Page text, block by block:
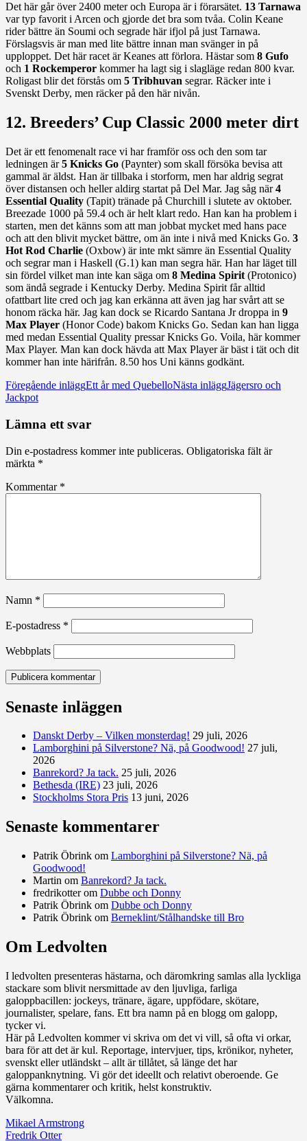
Det här går över 2400 meter och Europa är i förarsätet. 13 Tarnawa
var typ favorit i Arcen och gjorde det bra som tvåa. Colin Keane
rider bättre än Soumi och segrade här ifjol på just Tarnawa.
Förslagsvis är man med lite bättre innan man svänger in på
upploppet. Det här racet är Keanes att förlora. Hästar som 8 Gufo
och 1 Rockemperor kommer ha lagt sig i slagläge redan 800 kvar.
Roligast blir det förstås om 5 Tribhuvan segrar. Räcker inte i
Svenskt Derby, men räcker på den här nivån.
12. Breeders’ Cup Classic 2000 meter dirt
Det är ett fenomenalt race vi har framför oss och den som tar
ledningen är5 Knicks Go (Paynter) som skall försöka bevisa att
gammal är äldst. Han är tillbaka i storform, men har aldrig segrat
över distansen och heller aldirg startat på Del Mar. Jag såg när4
Essential Quality (Tapit) tränade på Churchill i slutete av oktober.
Breezade 1000 på 59.4 och är helt klart redo. Han kan ha problem i
starten, men det känns som att man jobbat mycket med hans pace
och att den blivit mycket bättre, om än inte i nivå med Knicks Go. 3
Hot Rod Charlie (Oxbow) är inte mkt sämre än Essential Quality
och segrar man i Haskell (G.1) kan man segra här. Han har läget till
sin fördel vilket man inte kan säga om 8 Medina Spirit (Protonico)
som ändå segrade i Kentucky Derby. Medina Spirit får alltid
ofattbart lite cred och jag kan erkänna att även jag har svårt att se
honom räcka här. Jag kan dock se Ricardo Santana Jr droppa in 9
Max Player (Honor Code) bakom Knicks Go. Sedan kan han ligga
med medan Essential Quality pressar Knicks Go. Voila, här kommer
Max Player. Man kan dock hävda att Max Player är bäst i tät och dit
kommer han inte härifrån. 8.50 hos Uni känns godkänt.
Inläggsnavigering
Föregående inläggEtt år med QuebelloNästa inläggJägersro och
Jackpot
Lämna ett svar
Din e-postadress kommer inte publiceras. Obligatoriska fält är
märkta *
Kommentar *
Namn *
E-postadress *
Webbplats
Senaste inläggen
Danskt Derby – Vilken monsterdag! 29 juli, 2026
Lamborghini på Silverstone? Nä, på Goodwood! 27 juli,
2026
Banrekord? Ja tack. 25 juli, 2026
Bethesda (IRE) 23 juli, 2026
Stockholms Stora Pris 13 juni, 2026
Senaste kommentarer
Patrik Öbrink om Lamborghini på Silverstone? Nä, på
Goodwood!
Martin om Banrekord? Ja tack.
fredrikotterom Dubbe och Donny
Patrik Öbrink om Dubbe och Donny
Patrik Öbrink om Berneklint/Stålhandske till Bro
Om Ledvolten
I ledvolten presenteras hästarna, och däromkring samlas alla lyckliga
stackare som blivit nersmittade av den ljuvliga, farliga
galoppbacillen: jockeys, tränare, ägare, uppfödare, skötare,
journalister, spelare, fans. Ett bra namn på en blogg om galopp,
tycker vi.
Här på Ledvolten kommer vi skriva om det vi vill, så ofta vi orkar,
bara för att det är kul. Reportage, intervjuer, tips, krönikor, nyheter,
svenskt eller utländskt – allt är tillåtet, så länge det har
galoppanknytning. Vi gör det ideellt och relativt oberoende. Ge
gärna kommentarer och kritik, helst konstruktiv.
Välkomna.
Mikael Armstrong
Fredrik Otter